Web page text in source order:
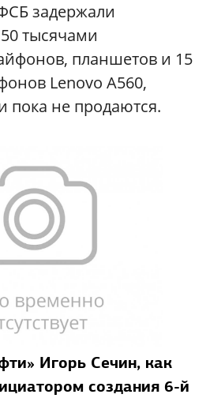
задержали
тысячами
планшетов и 15
Lenovo А560,
пока не продаются.
Игорь Сечин, как
создания 6-й